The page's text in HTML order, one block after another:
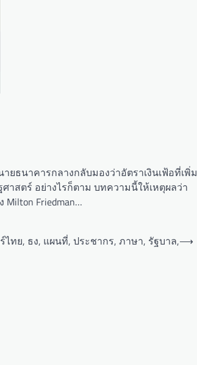
ยธนาคารกลางกลับมองว่าอัตราเงินเฟ้อที่เพิ่ม
าสตร์ อย่างไรก็ตาม บทความนี้ให้เหตุผลว่า
Friedman…
ไทย, ธง, แผนที่, ประชากร, ภาษา, รัฐบาล,⟶